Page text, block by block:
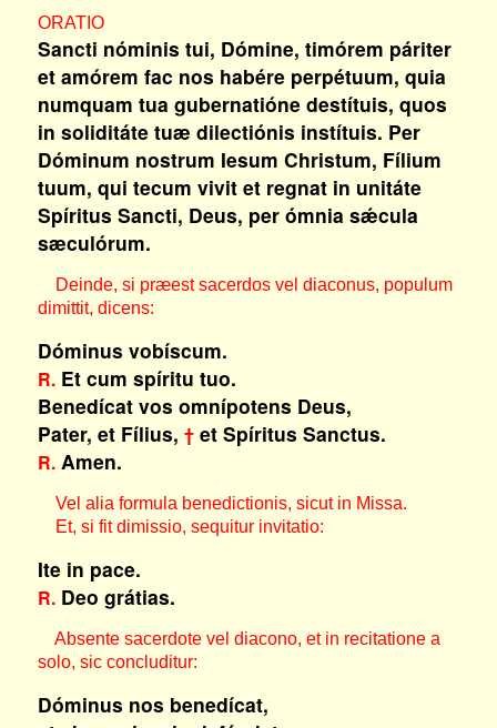
ORATIO
Sancti nóminis tui, Dómine, timórem páriter
et amórem fac nos habére perpétuum, quia
numquam tua gubernatióne destítuis, quos
in soliditáte tuæ dilectiónis instítuis. Per
Dóminum nostrum Iesum Christum, Fílium
tuum, qui tecum vivit et regnat in unitáte
Spíritus Sancti, Deus, per ómnia sǽcula
sæculórum.
Deinde, si præest sacerdos vel diaconus, populum
dimittit, dicens:
Dóminus vobíscum.
R.Et cum spíritu tuo.
Benedícat vos omnípotens Deus,
Pater, et Fílius, †et Spíritus Sanctus.
R.Amen.
Vel alia formula benedictionis, sicut in Missa.
Et, si fit dimissio, sequitur invitatio:
Ite in pace.
R.Deo grátias.
Absente sacerdote vel diacono, et in recitatione a
solo, sic concluditur:
Dóminus nos benedícat,